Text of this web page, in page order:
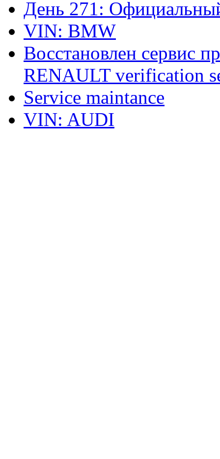
День 271:
VIN: BMW
Восстановлен сервис
RENAULT verification
Service maintance
VIN: AUDI